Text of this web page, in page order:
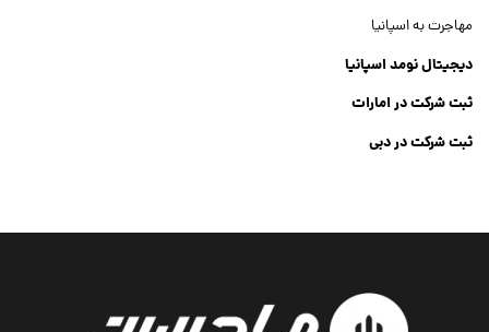
مهاجرت به اسپانیا
دیجیتال نومد اسپانیا
ثبت شرکت در امارات
ثبت شرکت در دبی